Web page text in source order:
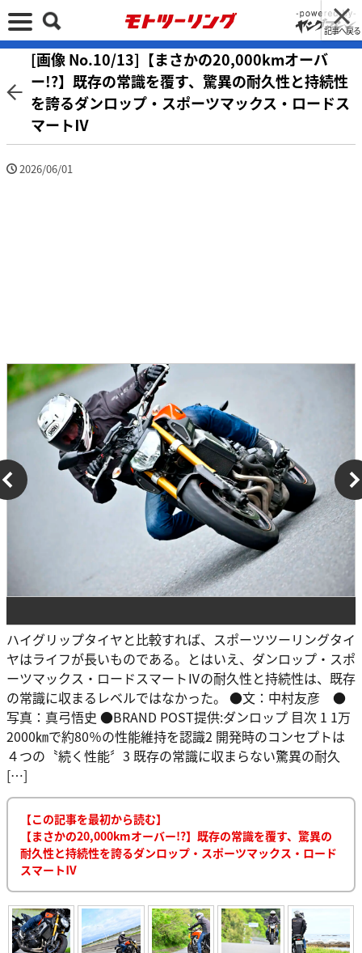
記事へ戻る
[画像 No.10/13]【まさかの20,000kmオーバ
ー!?】既存の常識を覆す、驚異の耐久性と持続性
を誇るダンロップ・スポーツマックス・ロードス
マートⅣ
2026/06/01
ハイグリップタイヤと比較すれば、スポーツツーリングタイ
ヤはライフが長いものである。とはいえ、ダンロップ・スポ
ーツマックス・ロードスマートⅣの耐久性と持続性は、既存
の常識に収まるレベルではなかった。 ●文：中村友彦 ●
写真：真弓悟史 ●BRAND POST提供:ダンロップ 目次 1 1万
2000㎞で約80％の性能維持を認識2 開発時のコンセプトは
４つの〝続く性能〞3 既存の常識に収まらない驚異の耐久
[…]
【この記事を最初から読む】
【まさかの20,000kmオーバー!?】既存の常識を覆す、驚異の
耐久性と持続性を誇るダンロップ・スポーツマックス・ロード
スマートⅣ